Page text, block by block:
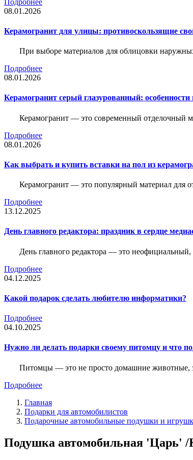
08.01.2026
Керамогранит для улицы: противоскользящие
При выборе материалов для облицовки
Подробнее
08.01.2026
Керамогранит серый глазурованный: особенности
Керамогранит — это современный отделочный
Подробнее
08.01.2026
Как выбрать и купить вставки на пол из
Керамогранит — это популярный материал для
Подробнее
13.12.2025
День главного редактора: праздник в сердце
День главного редактора — это неофициальный,
Подробнее
04.12.2025
Какой подарок сделать любителю информатики?
Подробнее
04.10.2025
Нужно ли делать подарки своему питомцу и что
Питомцы — это не просто домашние животные,
Подробнее
Главная
Подарки для автомобилистов
Подарочные автомобильные подушки и
Подушка автомобильная 'Царь' /